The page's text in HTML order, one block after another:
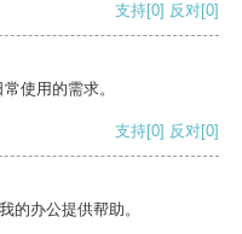
支持[0] 反对[0]
使用的需求。
支持[0] 反对[0]
的办公提供帮助。